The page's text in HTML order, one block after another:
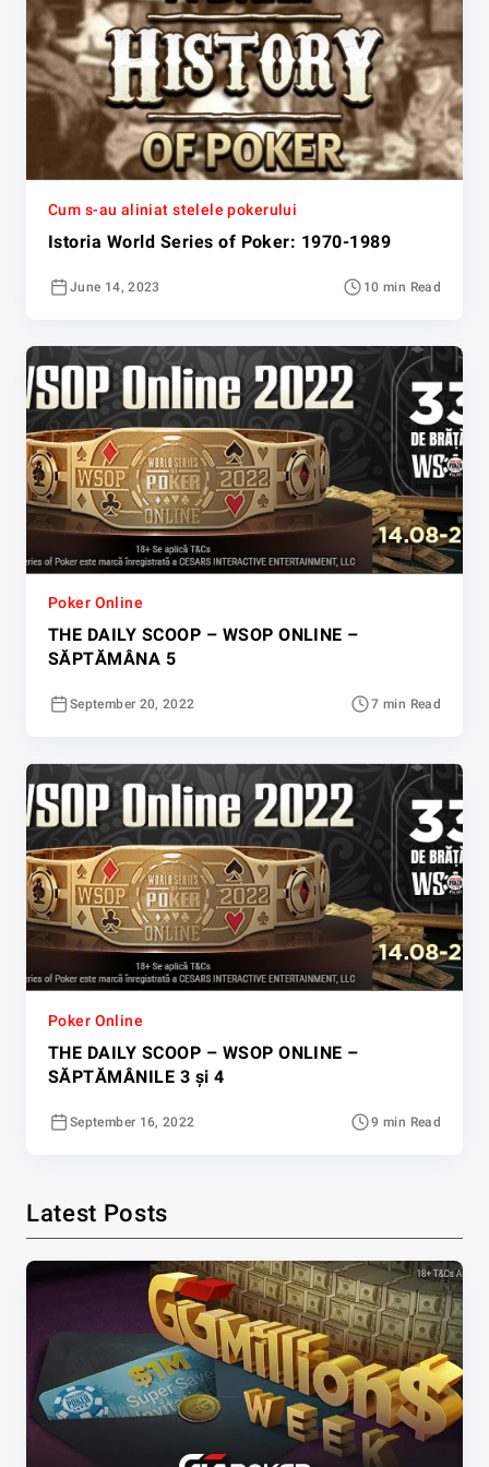
Cum s-au aliniat stelele pokerului
Istoria World Series of Poker: 1970-1989
June 14, 2023 10 min Read
Poker Online
THE DAILY SCOOP – WSOP ONLINE –
SĂPTĂMÂNA 5
September 20, 2022 7 min Read
Poker Online
THE DAILY SCOOP – WSOP ONLINE –
SĂPTĂMÂNILE 3 și 4
September 16, 2022 9 min Read
Latest Posts